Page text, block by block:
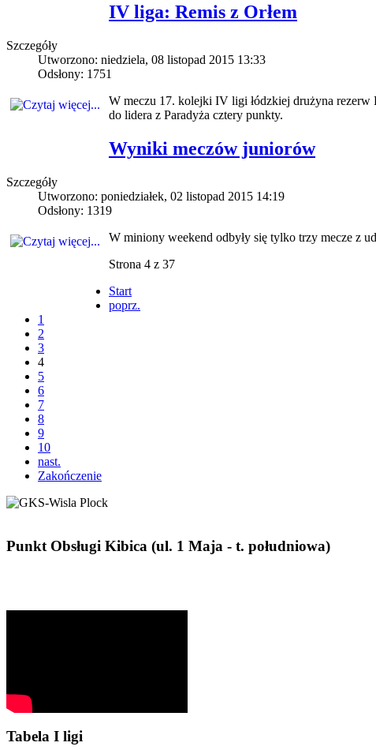
IV liga: Remis z Orłem
Szczegóły
Utworzono: niedziela, 08 listopad 2015 13:33
Odsłony: 1751
W meczu 17. kolejki IV ligi łódzkiej drużyna rezerw
do lidera z Paradyża cztery punkty.
Wyniki meczów juniorów
Szczegóły
Utworzono: poniedziałek, 02 listopad 2015 14:19
Odsłony: 1319
W miniony weekend odbyły się tylko trzy mecze z
Strona 4 z 37
Start
poprz.
1
2
3
4
5
6
7
8
9
10
nast.
Zakończenie
Punkt Obsługi Kibica (ul. 1 Maja - t. południowa)
Tabela I ligi